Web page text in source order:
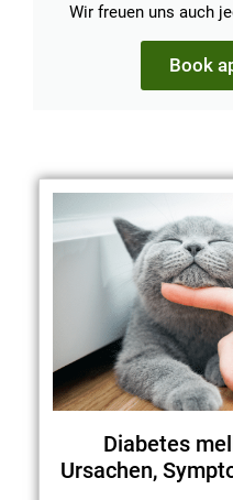
Wir freuen uns auch
Book
Diabetes
Ursachen,